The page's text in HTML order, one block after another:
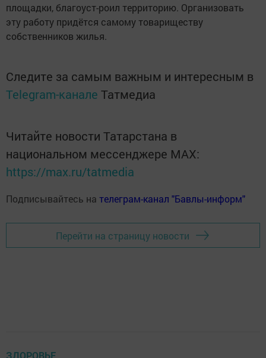
площадки, благоуст-роил территорию. Организовать
эту работу придётся самому товариществу
собственников жилья.
Следите за самым важным и интересным в
Telegram-канале Татмедиа
Читайте новости Татарстана в
национальном мессенджере MАХ:
https://max.ru/tatmedia
Подписывайтесь на телеграм-канал "Бавлы-информ"
Перейти на страницу новости
ЗДОРОВЬЕ